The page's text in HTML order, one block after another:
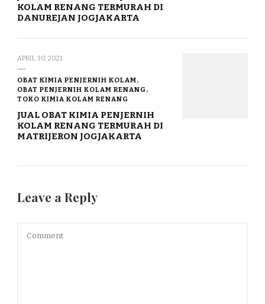
KOLAM RENANG TERMURAH DI
DANUREJAN JOGJAKARTA
APRIL 30, 2021
OBAT KIMIA PENJERNIH KOLAM
OBAT PENJERNIH KOLAM RENANG
TOKO KIMIA KOLAM RENANG
JUAL OBAT KIMIA PENJERNIH
KOLAM RENANG TERMURAH DI
MATRIJERON JOGJAKARTA
Leave a Reply